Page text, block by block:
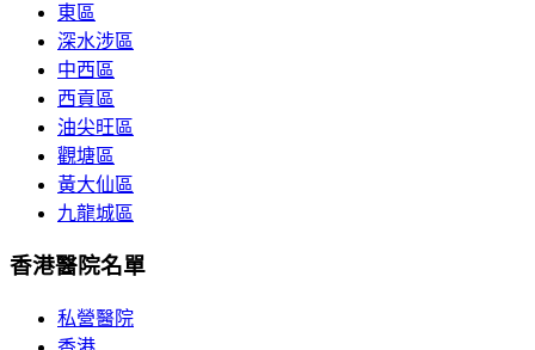
東區
深水涉區
中西區
西貢區
油尖旺區
觀塘區
黃大仙區
九龍城區
香港醫院名單
私營醫院